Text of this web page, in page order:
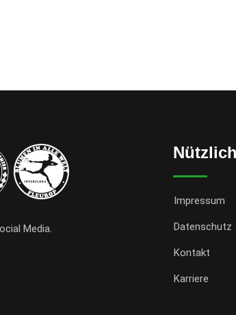
Media.
Impressum
Datenschutz
Kontakt
Karriere